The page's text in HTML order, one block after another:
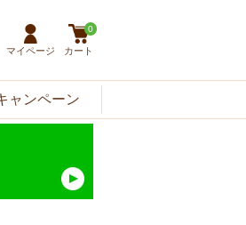
マイページ カート
0
ャンペーン